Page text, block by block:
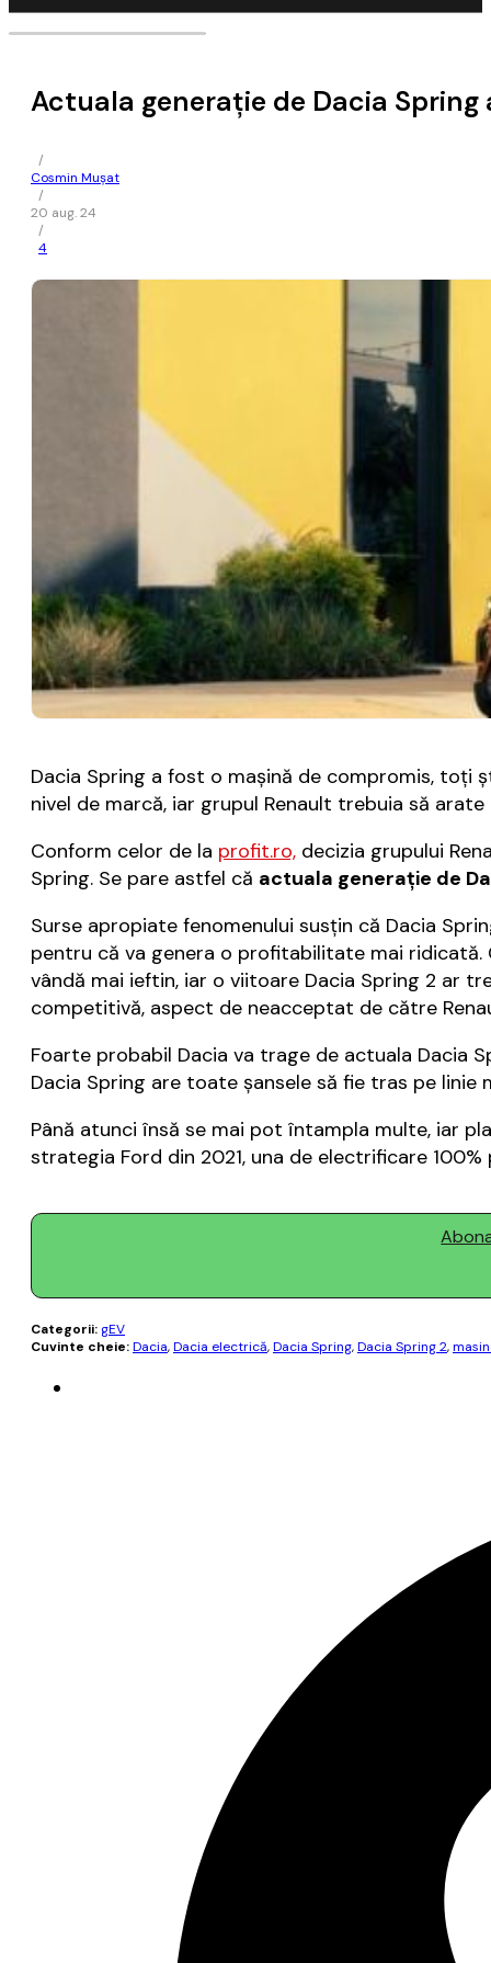
Actuala generaţie de Dacia
/
Cosmin Mușat
/
20 aug. 24
/
4
Dacia Spring a fost o maşină de compromis, toţi
nivel de marcă, iar grupul Renault trebuia să
Conform celor de la profit.ro, decizia grupului
Spring. Se pare astfel că actuala generaţie de
Surse apropiate fenomenului susţin că Dacia
pentru că va genera o profitabilitate mai ridicată.
vândă mai ieftin, iar o viitoare Dacia Spring 2 ar
competitivă, aspect de neacceptat de către
Foarte probabil Dacia va trage de actuala Dacia
Dacia Spring are toate şansele să fie tras pe linie
Până atunci însă se mai pot întampla multe, iar
strategia Ford din 2021, una de electrificare
Categorii: gEV
Cuvinte cheie:Dacia,Dacia electrică,Dacia Spring,Dacia Spring 2,